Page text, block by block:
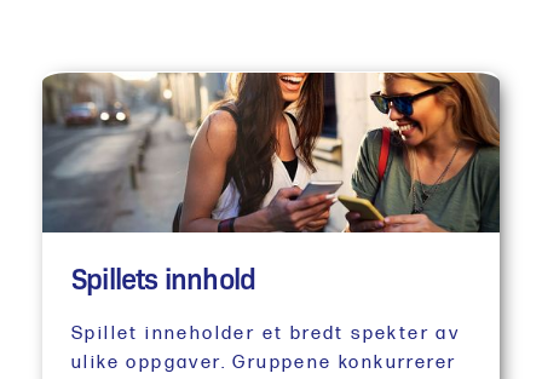
Spillets innhold
Spillet inneholder et bredt spekter av
ulike oppgaver. Gruppene konkurrerer